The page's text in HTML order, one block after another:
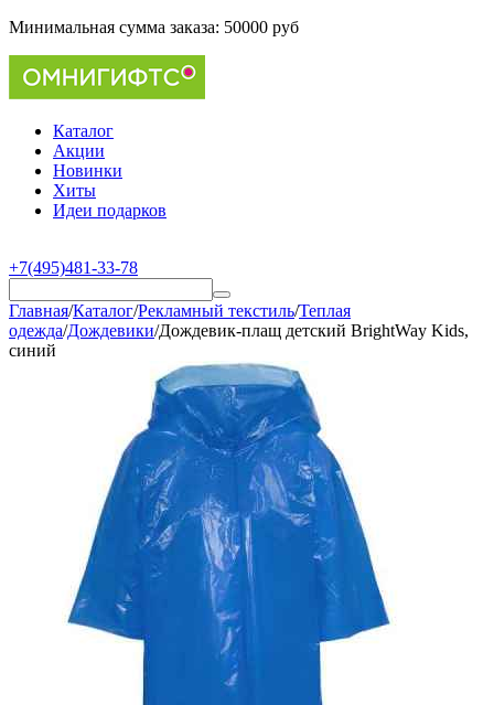
Минимальная сумма заказа: 50000 руб
Каталог
Акции
Новинки
Хиты
Идеи подарков
+7(495)481-33-78
Главная/Каталог/Рекламный текстиль/Теплая
одежда/Дождевики/Дождевик-плащ детский BrightWay Kids,
синий